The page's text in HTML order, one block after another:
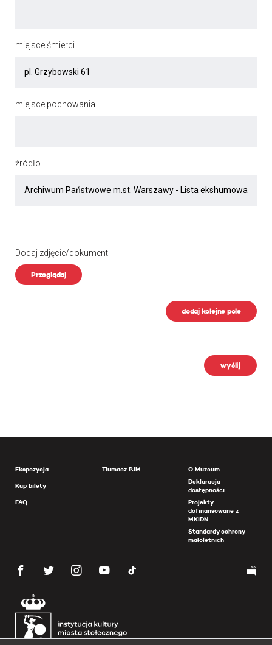
miejsce śmierci
miejsce pochowania
źródło
Dodaj zdjęcie/dokument
Przeglądaj
dodaj kolejne pole
wyślij
Ekspozycja
Kup bilety
FAQ
Tłumacz PJM
O Muzeum
Deklaracja
dostępności
Projekty
dofinansowane z
MKiDN
Standardy ochrony
małoletnich